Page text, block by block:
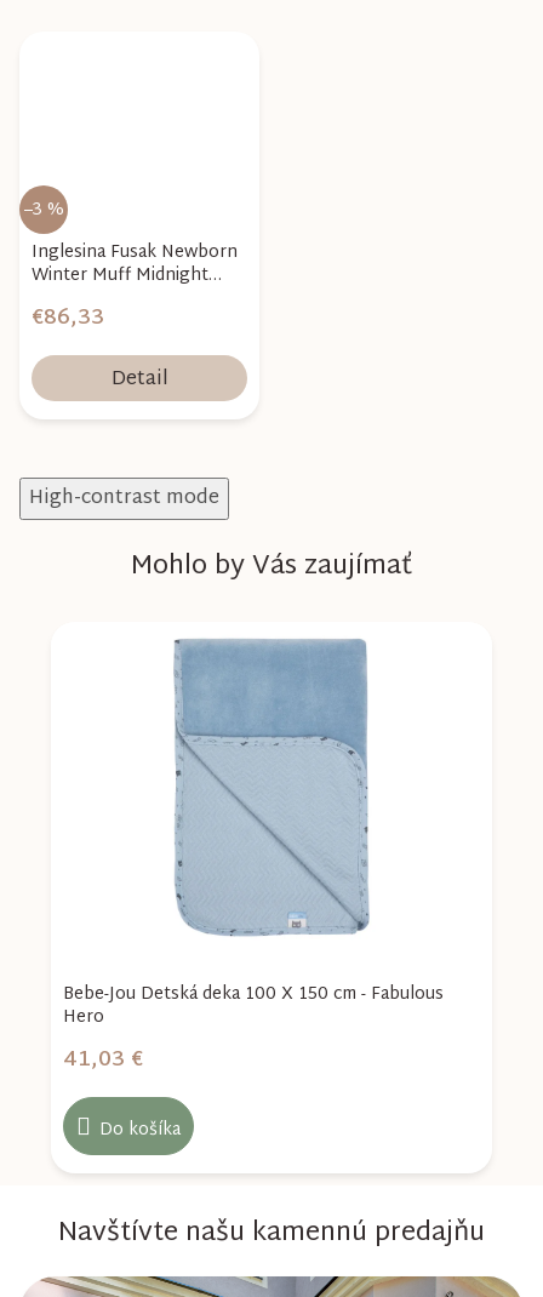
–3 %
Inglesina Fusak Newborn
Winter Muff Midnight
€86,33
Detail
High-contrast mode
Mohlo by Vás zaujímať
Bebe-Jou Detská deka 100 X 150 cm - Fabulous
Hero
41,03 €
Do košíka
Navštívte našu kamennú predajňu